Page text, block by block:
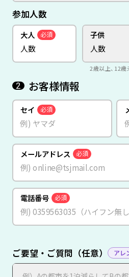
参加人数
大人 必須 子供
2歳以上、12歳
2 お客様情報
セイ 必須
メールアドレス 必須
電話番号 必須
ご要望・ご質問（任意） アレ